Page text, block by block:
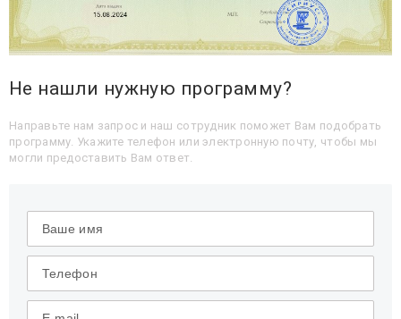
Не нашли нужную программу?
Направьте нам запрос и наш сотрудник поможет Вам подобрать
программу. Укажите телефон или электронную почту, чтобы мы
могли предоставить Вам ответ.